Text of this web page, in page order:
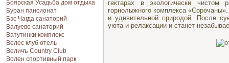
Боярская Усадьба дом отдыха
Буран пансионат
Бэс Чагда санаторий
Валуево санаторий
Ватутинки комплекс
Велес клуб отель
Величъ Country Club
Волен спортивный парк
гектарах в экологически чистом
горнолыжного комплекса
и удивительной природой. После
уюта и релаксации и станет